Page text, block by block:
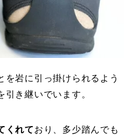
を岩に引っ掛けられるよう
き継いでいます。
くれており、多少踏んでも